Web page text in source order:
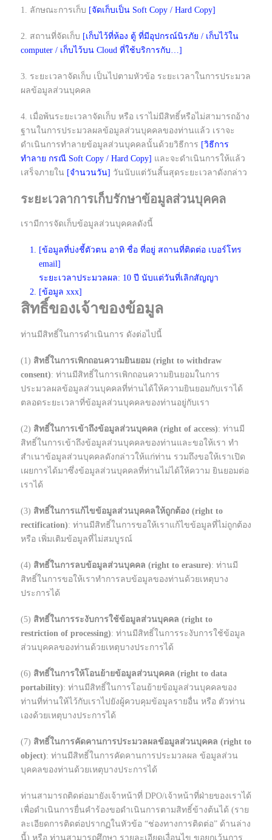
1. ลักษณะการเก็บ [จัดเก็บเป็น Soft Copy / Hard Copy]
2. สถานที่จัดเก็บ [เก็บไว้ที่ห้อง ตู้ ที่มีอุปกรณ์นิรภัย / เก็บไว้ใน
computer / เก็บไว้บน Cloud ที่ใช้บริการกับ…]
3. ระยะเวลาจัดเก็บ เป็นไปตามหัวข้อ ระยะเวลาในการประมวล
ผลข้อมูลส่วนบุคคล
4. เมื่อพ้นระยะเวลาจัดเก็บ หรือ เราไม่มีสิทธิ์หรือไม่สามารถอ้าง
ฐานในการประมวลผลข้อมูลส่วนบุคคลของท่านแล้ว เราจะ
ดำเนินการทำลายข้อมูลส่วนบุคคลนั้นด้วยวิธีการ [วิธีการ
ทำลาย กรณี Soft Copy / Hard Copy] และจะดำเนินการให้แล้ว
เสร็จภายใน [จำนวนวัน] วันนับแต่วันสิ้นสุดระยะเวลาดังกล่าว
ระยะเวลาการเก็บรักษาข้อมูลส่วนบุคคล
เรามีการจัดเก็บข้อมูลส่วนบุคคลดังนี้
[ข้อมูลที่บ่งชี้ตัวตน อาทิ ชื่อ ที่อยู่ สถานที่ติดต่อ เบอร์โทร
email]
ระยะเวลาประมวลผล: 10 ปี นับแต่วันที่เลิกสัญญา
[ข้อมูล xxx]
สิทธิ์ของเจ้าของข้อมูล
ท่านมีสิทธิ์ในการดำเนินการ ดังต่อไปนี้
(1) สิทธิ์ในการเพิกถอนความยินยอม (right to withdraw
consent): ท่านมีสิทธิ์ในการเพิกถอนความยินยอมในการ
ประมวลผลข้อมูลส่วนบุคคลที่ท่านได้ให้ความยินยอมกับเราได้
ตลอดระยะเวลาที่ข้อมูลส่วนบุคคลของท่านอยู่กับเรา
(2) สิทธิ์ในการเข้าถึงข้อมูลส่วนบุคคล (right of access): ท่านมี
สิทธิ์ในการเข้าถึงข้อมูลส่วนบุคคลของท่านและขอให้เรา ทำ
สำเนาข้อมูลส่วนบุคคลดังกล่าวให้แก่ท่าน รวมถึงขอให้เราเปิด
เผยการได้มาซึ่งข้อมูลส่วนบุคคลที่ท่านไม่ได้ให้ความ ยินยอมต่อ
เราได้
(3) สิทธิ์ในการแก้ไขข้อมูลส่วนบุคคลให้ถูกต้อง (right to
rectification): ท่านมีสิทธิ์ในการขอให้เราแก้ไขข้อมูลที่ไม่ถูกต้อง
หรือ เพิ่มเติมข้อมูลที่ไม่สมบูรณ์
(4) สิทธิ์ในการลบข้อมูลส่วนบุคคล (right to erasure): ท่านมี
สิทธิ์ในการขอให้เราทำการลบข้อมูลของท่านด้วยเหตุบาง
ประการได้
(5) สิทธิ์ในการระงับการใช้ข้อมูลส่วนบุคคล (right to
restriction of processing): ท่านมีสิทธิ์ในการระงับการใช้ข้อมูล
ส่วนบุคคลของท่านด้วยเหตุบางประการได้
(6) สิทธิ์ในการให้โอนย้ายข้อมูลส่วนบุคคล (right to data
portability): ท่านมีสิทธิ์ในการโอนย้ายข้อมูลส่วนบุคคลของ
ท่านที่ท่านให้ไว้กับเราไปยังผู้ควบคุมข้อมูลรายอื่น หรือ ตัวท่าน
เองด้วยเหตุบางประการได้
(7) สิทธิ์ในการคัดคานการประมวลผลข้อมูลส่วนบุคคล (right to
object): ท่านมีสิทธิ์ในการคัดคานการประมวลผล ข้อมูลส่วน
บุคคลของท่านด้วยเหตุบางประการได้
ท่านสามารถติดต่อมายังเจ้าหน้าที่ DPO/เจ้าหน้าที่ฝ่ายของเราได้
เพื่อดำเนินการยื่นคำร้องขอดำเนินการตามสิทธิ์ข้างต้นได้ (ราย
ละเอียดการติดต่อปรากฏในหัวข้อ “ช่องทางการติดต่อ” ด้านล่าง
นี้) หรือ ท่านสามารถศึกษา รายละเอียดเงื่อนไข ขอยกเว้นการ